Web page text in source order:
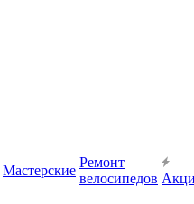
Мастерские
Ремонт
велосипедов